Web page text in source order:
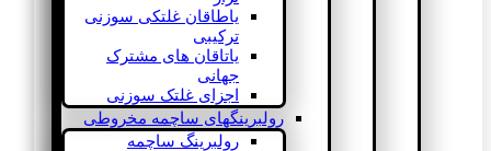
یاطاقان غلتکی سوزنی
ترکیبی
یاتاقان های مشترک
جهانی
اجزای غلتک سوزنی
رولبرینگهای ساچمه مخروطی
رولبرینگ ساچمه